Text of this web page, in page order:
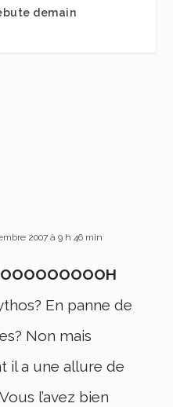
demain
2007 à 9 h 46 min
En panne de
Non mais
il a une allure de
l’avez bien